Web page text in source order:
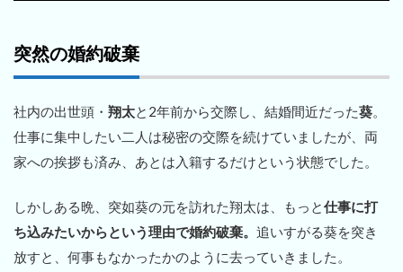
突然の婚約破棄
社内の出世頭・ 翔太と2年前から交際し、結婚間近だった葵。
仕事に集中したい二人は秘密の交際を続けていましたが、両
家への挨拶も済み、あとは入籍するだけという状態でした。
しかしある晩、突如葵の元を訪れた翔太は、もっと仕事に打
ち込みたいからという理由で婚約破棄。 追いすがる葵を突き
放すと、何事もなかったかのように去っていきました。